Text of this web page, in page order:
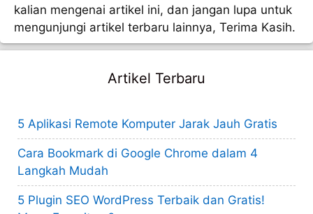
kalian mengenai artikel ini, dan jangan lupa untuk
mengunjungi artikel terbaru lainnya, Terima Kasih.
Artikel Terbaru
5 Aplikasi Remote Komputer Jarak Jauh Gratis
Cara Bookmark di Google Chrome dalam 4
Langkah Mudah
5 Plugin SEO WordPress Terbaik dan Gratis!